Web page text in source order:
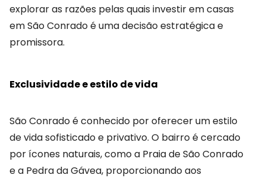
explorar as razões pelas quais investir em casas
em São Conrado é uma decisão estratégica e
promissora.
Exclusividade e estilo de vida
São Conrado é conhecido por oferecer um estilo
de vida sofisticado e privativo. O bairro é cercado
por ícones naturais, como a Praia de São Conrado
e a Pedra da Gávea, proporcionando aos